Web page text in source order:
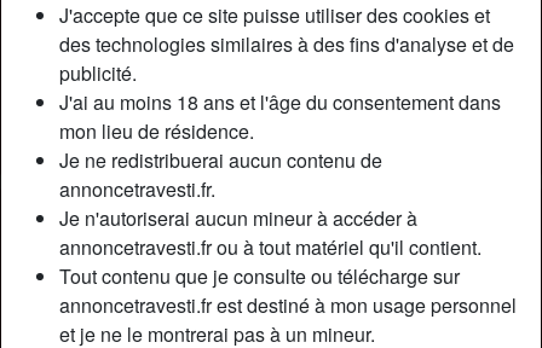
J'accepte que ce site puisse utiliser des cookies et
des technologies similaires à des fins d'analyse et de
publicité.
J'ai au moins 18 ans et l'âge du consentement dans
mon lieu de résidence.
Je ne redistribuerai aucun contenu de
annoncetravesti.fr.
Je n'autoriserai aucun mineur à accéder à
annoncetravesti.fr ou à tout matériel qu'il contient.
Tout contenu que je consulte ou télécharge sur
annoncetravesti.fr est destiné à mon usage personnel
et je ne le montrerai pas à un mineur.
Nickname:
VictoriaDelaunay
Âge:
33
Pays:
France
Département:
Lot-et-Garonne